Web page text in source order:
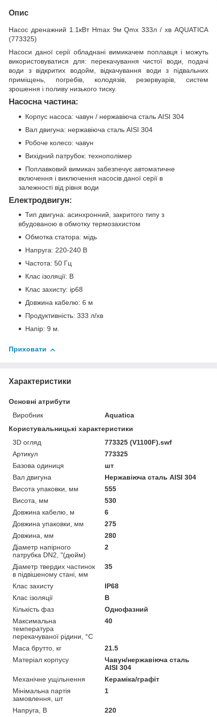
Опис
Насос дренажний 1.1кВт Hmax 9м Qmx 333л / хв AQUATICA
(773325)
Насоси даної серії обладнані вимикачем поплавця і можуть
використовуватися для: перекачування чистої води, подачі
води з відкритих водойм, відкачування води з підвальних
приміщень, погребів, колодязів, резервуарів, систем
зрошення і поливу низького тиску.
Насосна частина:
Корпус насоса: чавун / нержавіюча сталь AISI 304
Вал двигуна: нержавіюча сталь AISI 304
Робоче колесо: чавун
Вихідний патрубок: технополімер
Поплавковий вимикач забезпечує автоматичне
включення і виключення насосів даної серії в
залежності від рівня води
Електродвигун:
Тип двигуна: асинхронний, закритого типу з
вбудованою в обмотку термозахистом
Обмотка статора: мідь
Напруга: 220-240 В
Частота: 50 Гц
Клас ізоляції: В
Клас захисту: ip68
Довжина кабелю: 6 м
Продуктивність: 333 л/хв
Напір: 9 м.
Приховати
Характеристики
Основні атрибути
Виробник
Aquatica
Користувальницькі характеристики
3D огляд
773325 (V1100F).swf
Артикул
773325
Базова одиниця
шт
Вал двигуна
Нержавіюча сталь AISI 304
Висота упаковки, мм
555
Висота, мм
530
Довжина кабелю, м
6
Довжина упаковки, мм
275
Довжина, мм
280
Діаметр напірного
патрубка DN2, "(дюйм)
2
Діаметр твердих частинок
в підвішеному стані, мм
35
Клас захисту
IP68
Клас ізоляції
В
Кількість фаз
Однофазний
Максимальна
температура
перекачуваної рідини, °C
40
Маса брутто, кг
21.5
Матеріал корпусу
Чавун/нержавіюча сталь
AISI 304
Механічне ущільнення
Кераміка/графіт
Мінімальна партія
замовлення, шт
1
Напруга, В 220